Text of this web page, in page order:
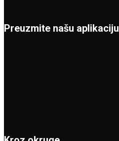
Preuzmite našu aplikaciju